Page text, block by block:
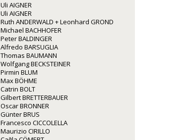
Uli AIGNER
Uli AIGNER
Ruth ANDERWALD + Leonhard GROND
Michael BACHHOFER
Peter BALDINGER
Alfredo BARSUGLIA
Thomas BAUMANN
Wolfgang BECKSTEINER
Pirmin BLUM
Max BÖHME
Catrin BOLT
Gilbert BRETTERBAUER
Oscar BRONNER
Günter BRUS
Francesco CICCOLELLA
Maurizio CIRILLO